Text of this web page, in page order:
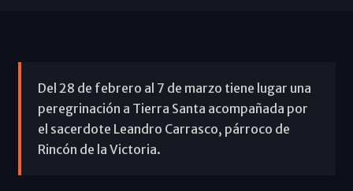
Del 28 de febrero al 7 de marzo tiene lugar una
peregrinación a Tierra Santa acompañada por
el sacerdote Leandro Carrasco, párroco de
Rincón de la Victoria.